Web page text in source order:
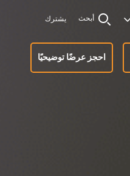
أبحث يشترك
احجز عرضًا توضيحيًا